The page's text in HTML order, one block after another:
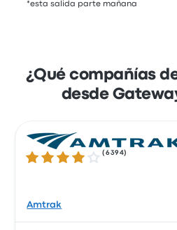
*esta salida parte mañana
¿Qué compañías
desde
4.1 de 5 estrellas
(6394)
Amtrak